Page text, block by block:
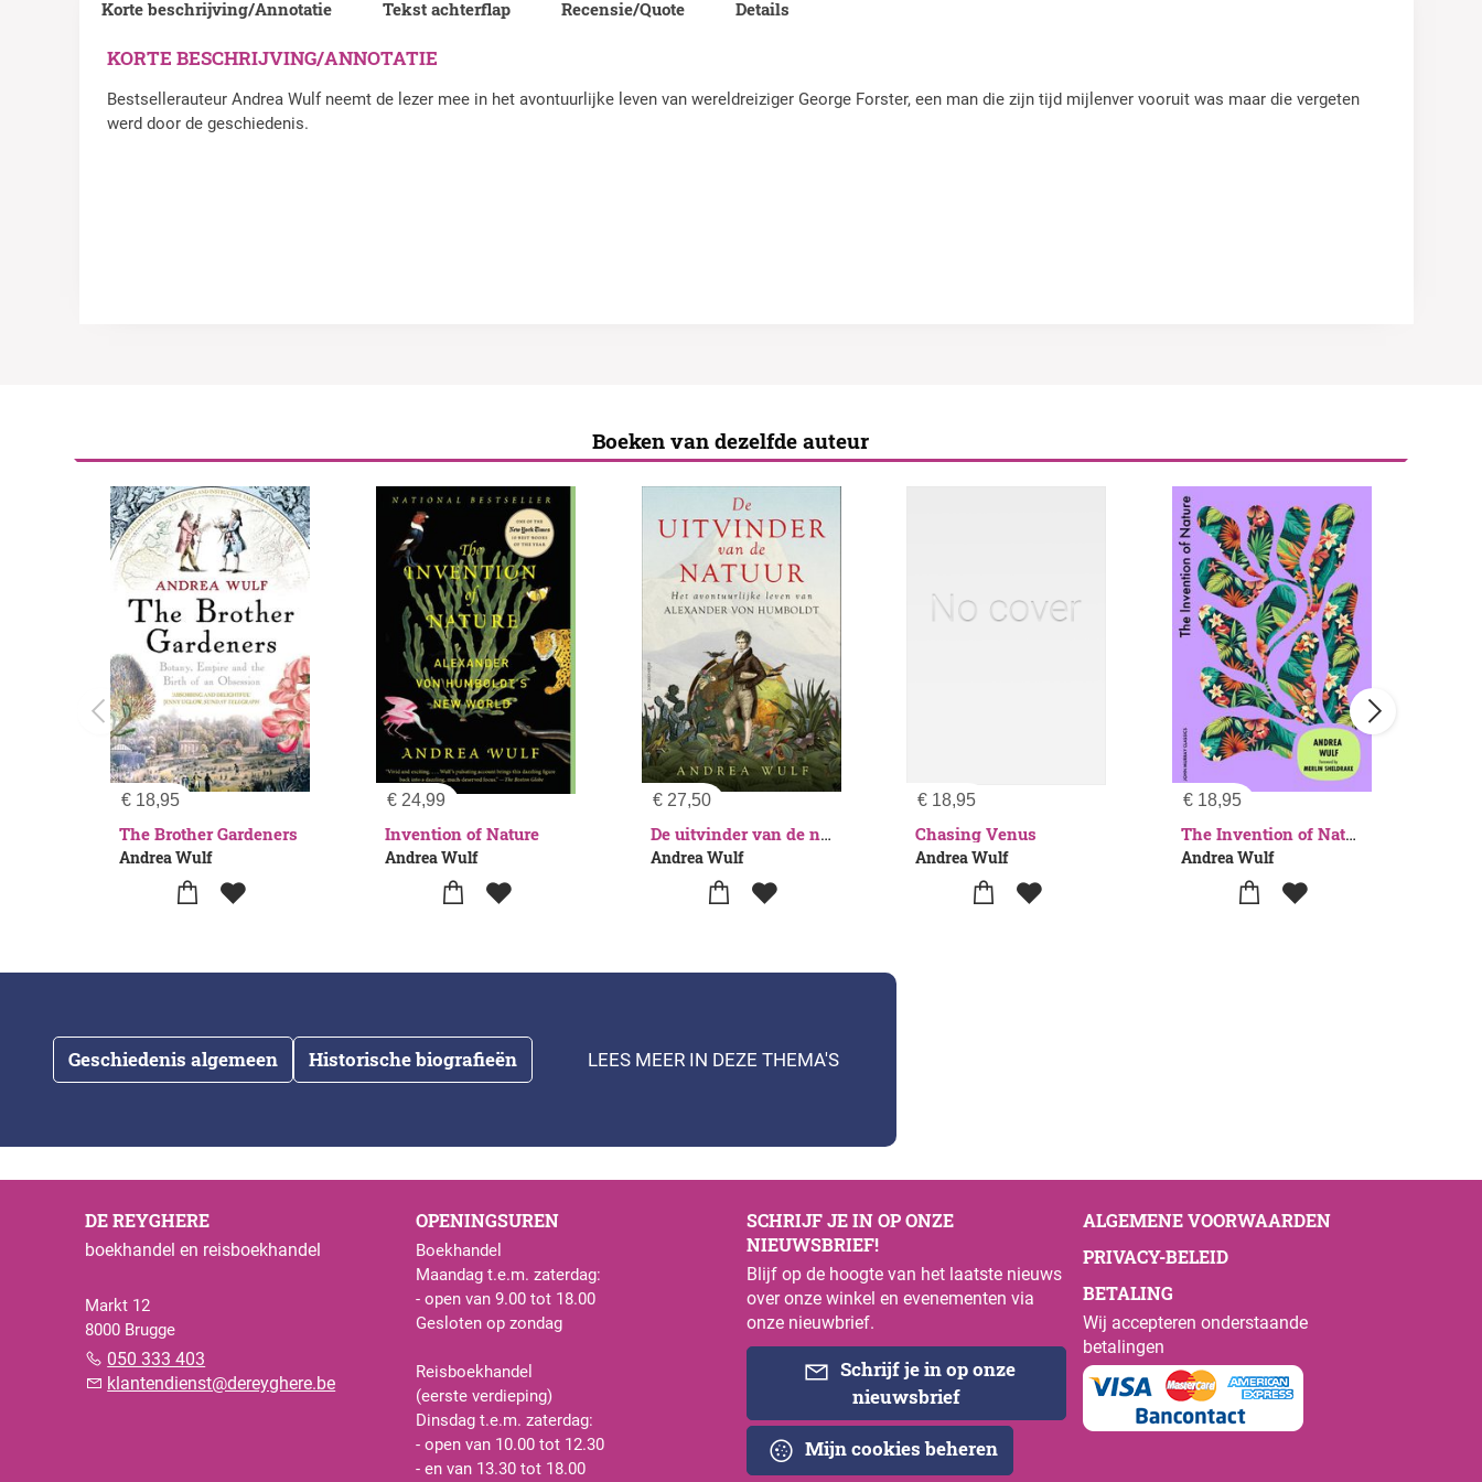
Korte beschrijving/Annotatie
KORTE BESCHRIJVING/ANNOTATIE
Bestsellerauteur Andrea Wulf neemt de lezer mee in het avontuurlijke leven van wereldreiziger George Forster, een man die zijn tijd mijlenver vooruit was maar die vergeten
werd door de geschiedenis.
Tekst achterflap Recensie/Quote Details
Boeken van dezelfde auteur
€ 18,95
The Brother Gardeners
Andrea Wulf
€24,99
Invention of Nature
Andrea Wulf
€27,50
De uitvinder van de natuur
Andrea Wulf
€ 18,95
Chasing Venus
Andrea Wulf
€ 18,95
The Invention of Nature
Andrea Wulf
Geschiedenis algemeen Historische biografieën LEES MEER IN DEZE THEMA'S
DE REYGHERE
boekhandel en reisboekhandel
Markt 12
8000 Brugge
050 333 403
klantendienst@dereyghere.be
OPENINGSUREN
Boekhandel
Maandag t.e.m. zaterdag:
- open van 9.00 tot 18.00
Gesloten op zondag
Reisboekhandel
(eerste verdieping)
Dinsdag t.e.m. zaterdag:
- open van 10.00 tot 12.30
- en van 13.30 tot 18.00
SCHRIJF JE IN OP ONZE
NIEUWSBRIEF!
Blijf op de hoogte van het laatste nieuws
over onze winkel en evenementen via
onze nieuwbrief.
Schrijf je in op onze
nieuwsbrief
Mijn cookies beheren
ALGEMENE VOORWAARDEN
PRIVACY-BELEID
BETALING
Wij accepteren onderstaande
betalingen